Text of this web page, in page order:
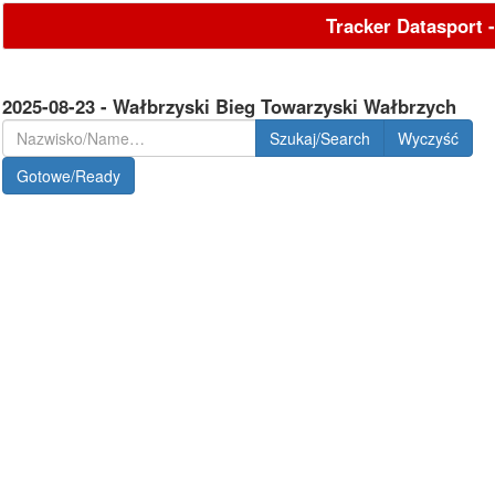
Tracker Datasport
2025-08-23 - Wałbrzyski Bieg Towarzyski Wałbrzych
Szukaj/Search
Gotowe/Ready